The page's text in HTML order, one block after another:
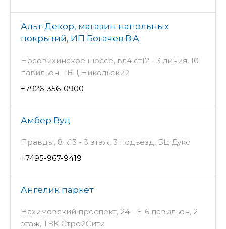
Альт-Декор, магазин напольных
покрытий, ИП Богачев В.А.
Носовихинское шоссе, вл4 ст12 - 3 линия, 10
павильон, ТВЦ Никольский
+7926-356-0900
Амбер Вуд
Правды, 8 к13 - 3 этаж, 3 подъезд, БЦ Дукс
+7495-967-9419
Ангелик паркет
Нахимовский проспект, 24 - Е-6 павильон, 2
этаж, ТВК СтройСити